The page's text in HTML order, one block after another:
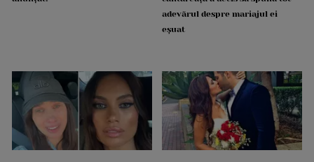
adevărul despre mariajul ei
eșuat